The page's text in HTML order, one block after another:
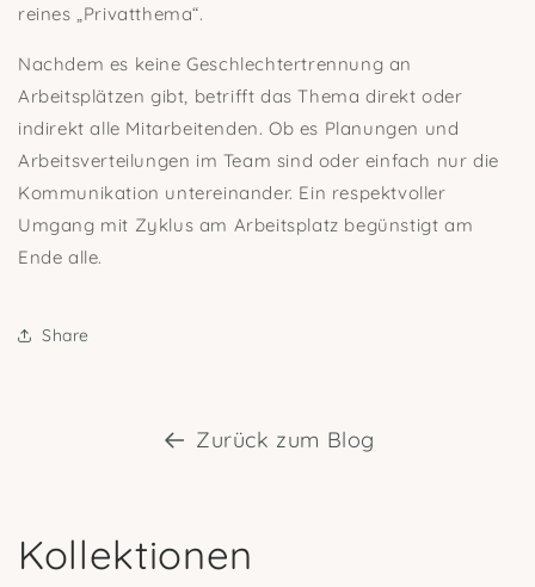
reines „Privatthema“.
Nachdem es keine Geschlechtertrennung an
Arbeitsplätzen gibt, betrifft das Thema direkt oder
indirekt alle Mitarbeitenden. Ob es Planungen und
Arbeitsverteilungen im Team sind oder einfach nur die
Kommunikation untereinander. Ein respektvoller
Umgang mit Zyklus am Arbeitsplatz begünstigt am
Ende alle.
Share
Zurück zum Blog
Kollektionen